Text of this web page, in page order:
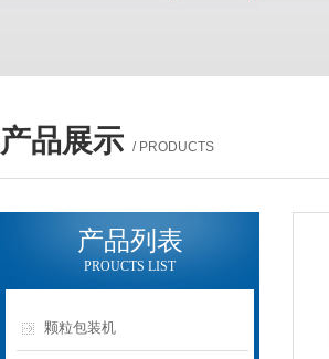
产品展示 / PRODUCTS
产品列表
PROUCTS LIST
颗粒包装机